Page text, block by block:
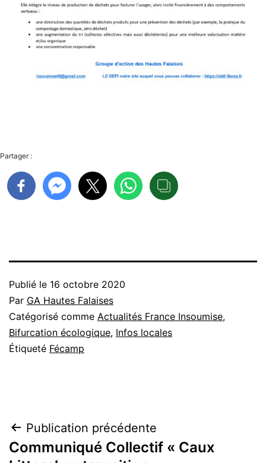
Partager :
Publié le 16 octobre 2020
Par GA Hautes Falaises
Catégorisé comme Actualités France Insoumise,
Bifurcation écologique, Infos locales
Étiqueté Fécamp
Navigation
Publication précédente
Communiqué Collectif « Caux